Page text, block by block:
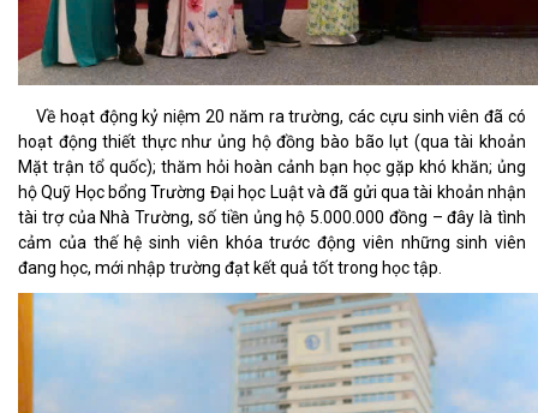
Về hoạt động kỷ niệm 20 năm ra trường, các cựu sinh viên đã có
hoạt động thiết thực như ủng hộ đồng bào bão lụt (qua tài khoản
Mặt trận tổ quốc); thăm hỏi hoàn cảnh bạn học gặp khó khăn; ủng
hộ Quỹ Học bổng Trường Đại học Luật và đã gửi qua tài khoản nhận
tài trợ của Nhà Trường, số tiền ủng hộ 5.000.000 đồng – đây là tình
cảm của thế hệ sinh viên khóa trước động viên những sinh viên
đang học, mới nhập trường đạt kết quả tốt trong học tập.